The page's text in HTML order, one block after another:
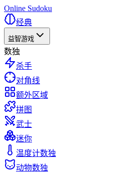
Online Sudoku
经典
益智游戏
数独
杀手
对角线
额外区域
拼图
武士
迷你
温度计数独
动物数独